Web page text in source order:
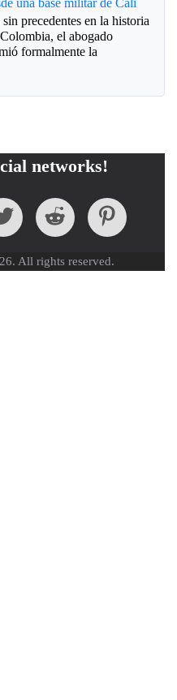
precedentes en la historia
el abogado
formalmente la
networks!
All rights reserved.